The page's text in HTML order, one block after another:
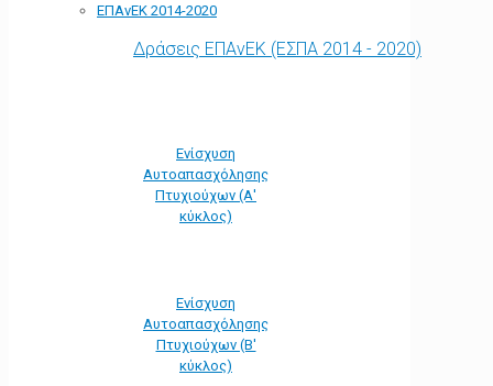
ΕΠΑνΕΚ 2014-2020
Δράσεις ΕΠΑνΕΚ (ΕΣΠΑ 2014 - 2020)
Ενίσχυση
Αυτοαπασχόλησης
Πτυχιούχων (Α'
κύκλος)
Ενίσχυση
Αυτοαπασχόλησης
Πτυχιούχων (Β'
κύκλος)